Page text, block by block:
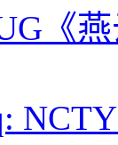
《